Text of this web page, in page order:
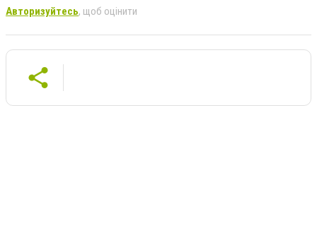
Авторизуйтесь, щоб оцінити